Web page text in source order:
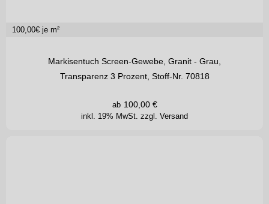
100,00€ je m²
Markisentuch Screen-Gewebe, Granit - Grau,
Transparenz 3 Prozent, Stoff-Nr. 70818
inkl. 19% MwSt. zzgl. Versand
ab 100,00€